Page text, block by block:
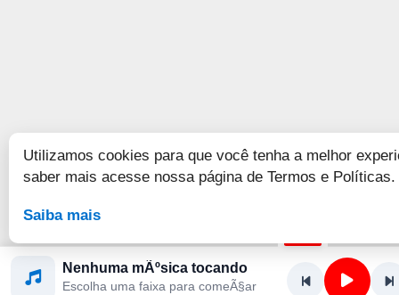
Nenhuma mÃºsica tocando
Escolha uma faixa para comeÃ§ar
Utilizamos cookies para que você tenha a melhor
saber mais acesse nossa página de Termos e Políticas.
Saiba mais